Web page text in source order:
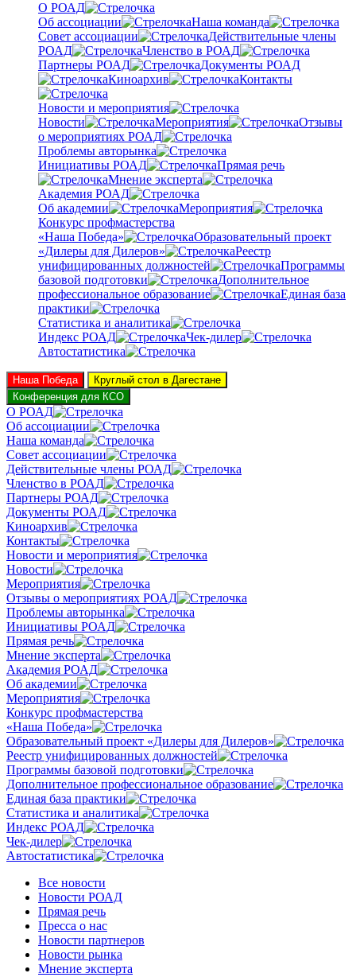
О РОАД
Об ассоциации
Наша команда
Совет ассоциации
Действительные члены
РОАД
Членство в РОАД
Партнеры РОАД
Документы РОАД
Киноархив
Контакты
Новости и мероприятия
Новости
Мероприятия
Отзывы
о мероприятиях РОАД
Проблемы авторынка
Инициативы РОАД
Прямая речь
Мнение эксперта
Академия РОАД
Об академии
Мероприятия
Конкурс профмастерства
«Наша Победа»
Образовательный проект
«Дилеры для Дилеров»
Реестр
унифицированных должностей
Программы
базовой подготовки
Дополнительное
профессиональное образование
Единая база
практики
Статистика и аналитика
Индекс РОАД
Чек-дилер
Автостатистика
Наша Победа
Круглый стол в Дагестане
Конференция для КСО
О РОАД
Об ассоциации
Наша команда
Совет ассоциации
Действительные члены РОАД
Членство в РОАД
Партнеры РОАД
Документы РОАД
Киноархив
Контакты
Новости и мероприятия
Новости
Мероприятия
Отзывы о мероприятиях РОАД
Проблемы авторынка
Инициативы РОАД
Прямая речь
Мнение эксперта
Академия РОАД
Об академии
Мероприятия
Конкурс профмастерства
«Наша Победа»
Образовательный проект «Дилеры для Дилеров»
Реестр унифицированных должностей
Программы базовой подготовки
Дополнительное профессиональное образование
Единая база практики
Статистика и аналитика
Индекс РОАД
Чек-дилер
Автостатистика
Все новости
Новости РОАД
Прямая речь
Пресса о нас
Новости партнеров
Новости рынка
Мнение эксперта